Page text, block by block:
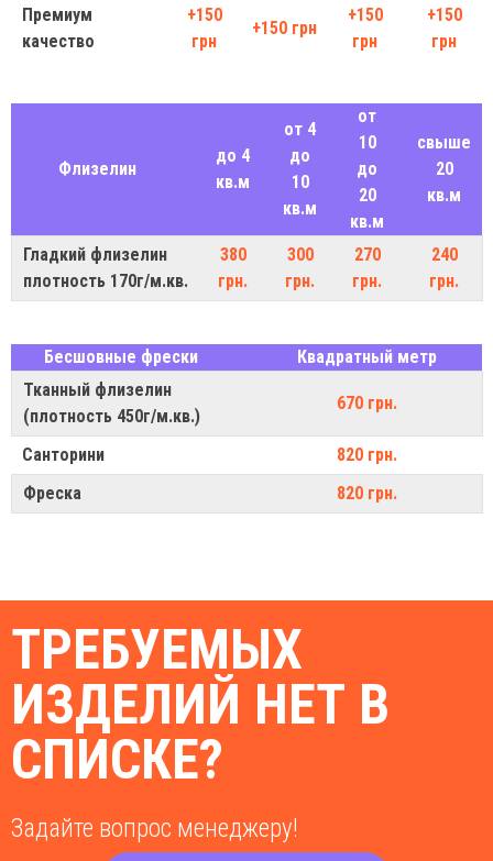
Премиум
качество
+150
грн
+150 грн
+150
грн
+150
грн
Флизелин
до 4
кв.м
от 4
до
10
кв.м
от
10
до
20
кв.м
свыше
20
кв.м
Гладкий флизелин
плотность 170г/м.кв.
380
грн.
300
грн.
270
грн.
240
грн.
Бесшовные фрески
Квадратный метр
Тканный флизелин
(плотность 450г/м.кв.)
670 грн.
Санторини
820 грн.
Фреска
820 грн.
ТРЕБУЕМЫХ
ИЗДЕЛИЙ НЕТ В
СПИСКЕ?
Задайте вопрос менеджеру!